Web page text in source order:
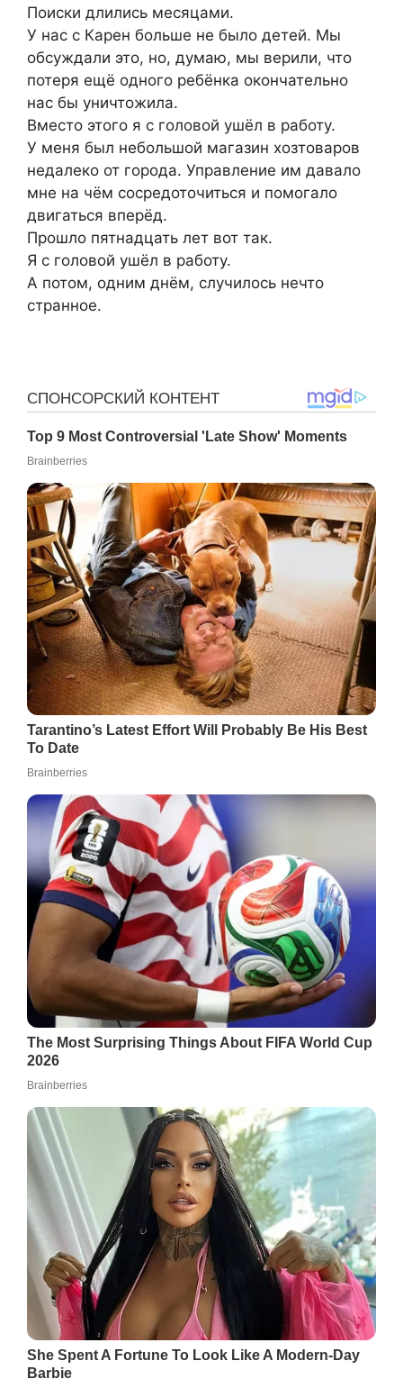
Поиски длились месяцами.
У нас с Карен больше не было детей. Мы
обсуждали это, но, думаю, мы верили, что
потеря ещё одного ребёнка окончательно
нас бы уничтожила.
Вместо этого я с головой ушёл в работу.
У меня был небольшой магазин хозтоваров
недалеко от города. Управление им давало
мне на чём сосредоточиться и помогало
двигаться вперёд.
Прошло пятнадцать лет вот так.
Я с головой ушёл в работу.
А потом, одним днём, случилось нечто
странное.